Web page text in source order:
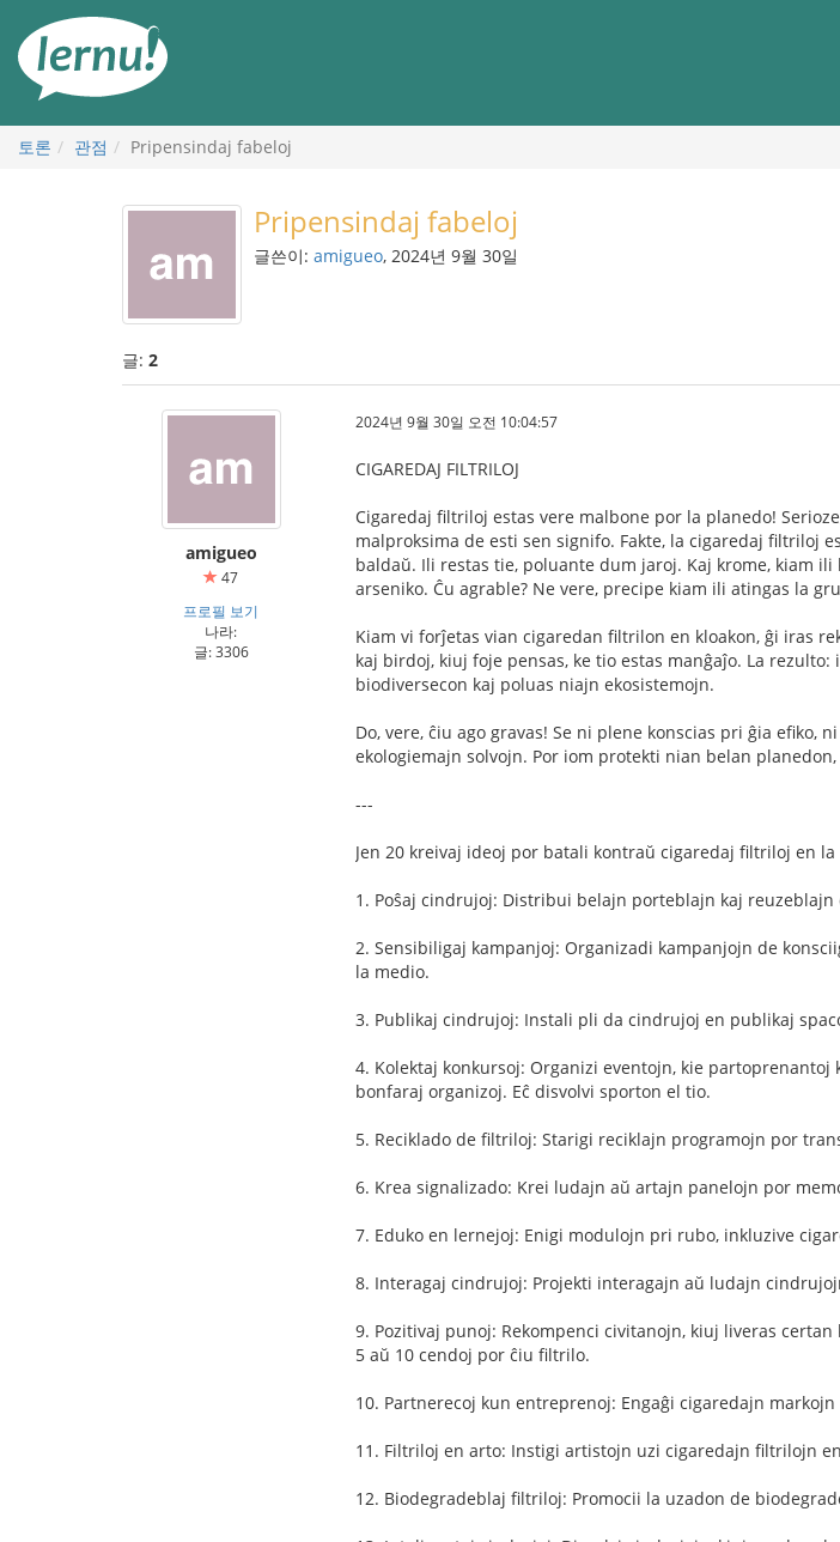
토론 관점 Pripensindaj fabeloj
Pripensindaj fabeloj
글쓴이: amigueo, 2024년 9월 30일
글: 2
amigueo
47
프로필 보기
나라:
글: 3306
2024년 9월 30일 오전 10:04:57
CIGAREDAJ FILTRILOJ
Cigaredaj filtriloj estas vere malbone por la planedo!
malproksima de esti sen signifo. Fakte, la cigaredaj filtriloj
baldaŭ. Ili restas tie, poluante dum jaroj. Kaj krome, kiam
arseniko. Ĉu agrable? Ne vere, precipe kiam ili atingas la
Kiam vi forĵetas vian cigaredan filtrilon en kloakon, ĝi iras
kaj birdoj, kiuj foje pensas, ke tio estas manĝaĵo. La
biodiversecon kaj poluas niajn ekosistemojn.
Do, vere, ĉiu ago gravas! Se ni plene konscias pri ĝia
ekologiemajn solvojn. Por iom protekti nian belan planedon,
---
Jen 20 kreivaj ideoj por batali kontraŭ cigaredaj filtriloj en
1. Poŝaj cindrujoj: Distribui belajn porteblajn kaj
2. Sensibiligaj kampanjoj: Organizadi kampanjojn de
la medio.
3. Publikaj cindrujoj: Instali pli da cindrujoj en publikaj
4. Kolektaj konkursoj: Organizi eventojn, kie
bonfaraj organizoj. Eĉ disvolvi sporton el tio.
5. Reciklado de filtriloj: Starigi reciklajn programojn por
6. Krea signalizado: Krei ludajn aŭ artajn panelojn por
7. Eduko en lernejoj: Enigi modulojn pri rubo, inkluzive
8. Interagaj cindrujoj: Projekti interagajn aŭ ludajn
9. Pozitivaj punoj: Rekompenci civitanojn, kiuj liveras
5 aŭ 10 cendoj por ĉiu filtrilo.
10. Partnerecoj kun entreprenoj: Engaĝi cigaredajn
11. Filtriloj en arto: Instigi artistojn uzi cigaredajn filtrilojn
12. Biodegradeblaj filtriloj: Promocii la uzadon de